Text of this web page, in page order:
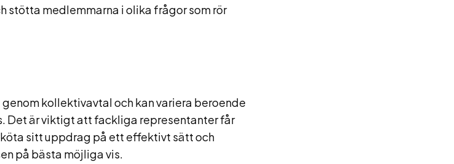
stötta medlemmarna i olika frågor som rör
kollektivavtal och kan variera beroende
Det är viktigt att fackliga representanter får
sitt uppdrag på ett effektivt sätt och
på bästa möjliga vis.